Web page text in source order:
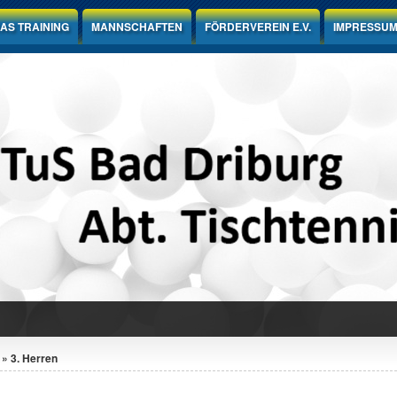
TRAINING MANNSCHAFTEN FÖRDERVEREIN E.V. IMPRESSUM
» 3. Herren